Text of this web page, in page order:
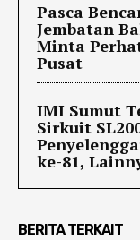
Pasca
Jembatan
Minta
Pusat
IMI Sumut
Sirkuit
ke-81,
BERITA TERKAIT